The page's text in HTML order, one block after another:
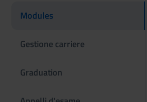
Modules
Gestione carriere
Graduation